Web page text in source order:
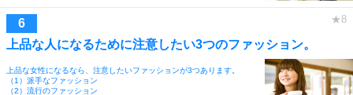
上品な人になるために注意したい3つのファッション。
上品な女性になるなら、注意したいファッションが3つあります。
（1）派手なファッション
（2）流行のファッション